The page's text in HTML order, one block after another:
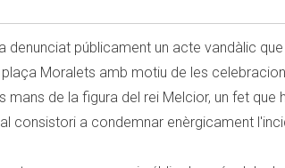
denunciat públicament un acte vandàlic
plaça Moralets amb motiu de les
mans de la figura del rei Melcior, un fet que
consistori a condemnar enèrgicament